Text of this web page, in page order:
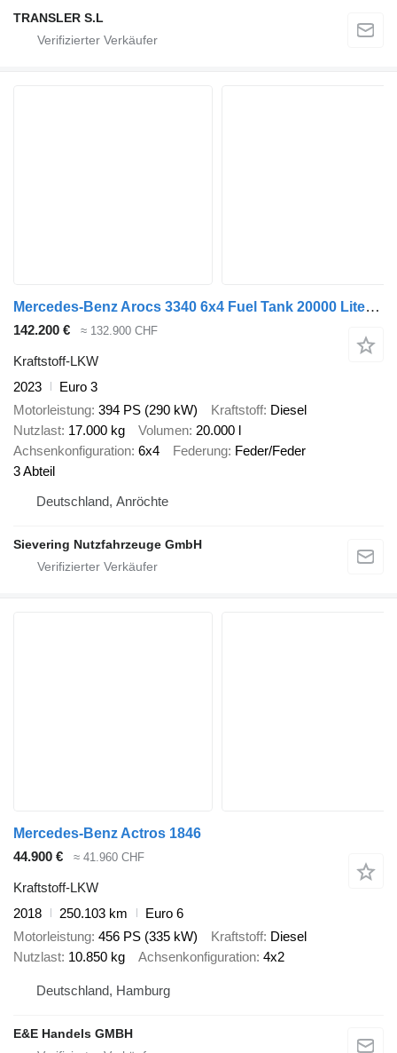
TRANSLER S.L
Mercedes-Benz Arocs 3340 6x4 Fuel Tank 20000 Liter Euro 3
142.200 € ≈ 132.900 CHF
Kraftstoff-LKW
2023
Euro 3
Motorleistung 394 PS (290 kW) Kraftstoff Diesel
Nutzlast 17.000 kg Volumen 20.000 l
Achsenkonfiguration 6x4 Federung Feder/Feder
3 Abteil
Deutschland, Anröchte
Sievering Nutzfahrzeuge GmbH
Mercedes-Benz Actros 1846
44.900 €
≈ 41.960 CHF
Kraftstoff-LKW
2018
250.103 km
Euro 6
Motorleistung 456 PS (335 kW) Kraftstoff Diesel
Nutzlast 10.850 kg Achsenkonfiguration 4x2
Deutschland, Hamburg
E&E Handels GMBH